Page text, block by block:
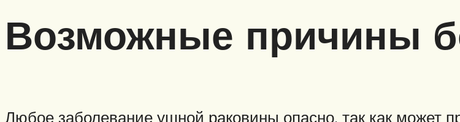
Возможные причины
Любое заболевание ушной раковины опасно, так как может